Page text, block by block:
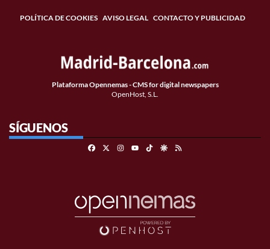
POLÍTICA DE COOKIES AVISO LEGAL CONTACTO Y PUBLICIDAD
Plataforma Opennemas - CMS for digital newspapers
OpenHost, S.L.
SÍGUENOS
FacebookInstagramTikTokGoogle Discover